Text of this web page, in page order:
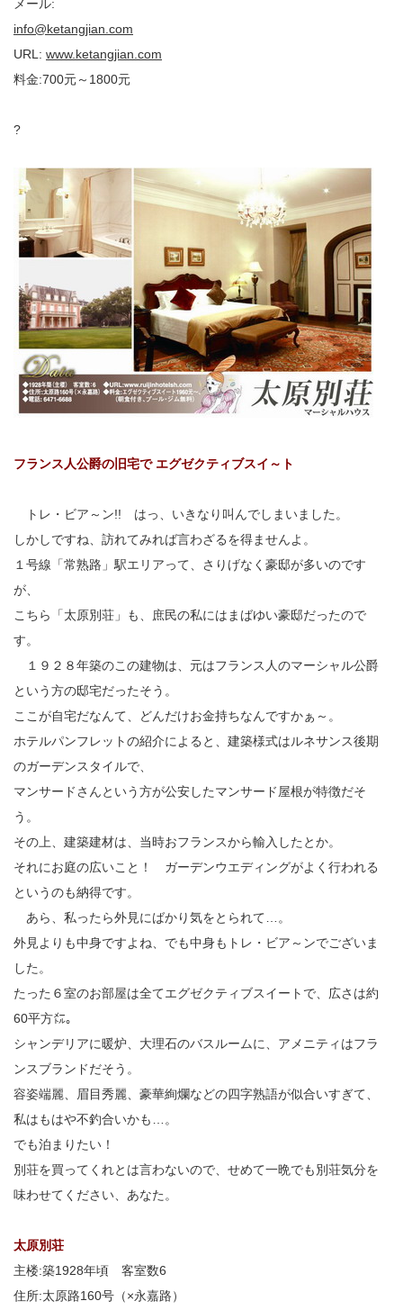
メール:
info@ketangjian.com
URL: www.ketangjian.com
料金:700元～1800元
?
フランス人公爵の旧宅で エグゼクティブスイ～ト
トレ・ビア～ン!! はっ、いきなり叫んでしまいました。
しかしですね、訪れてみれば言わざるを得ませんよ。
１号線「常熟路」駅エリアって、さりげなく豪邸が多いのです
が、
こちら「太原別荘」も、庶民の私にはまばゆい豪邸だったので
す。
１９２８年築のこの建物は、元はフランス人のマーシャル公爵
という方の邸宅だったそう。
ここが自宅だなんて、どんだけお金持ちなんですかぁ～。
ホテルパンフレットの紹介によると、建築様式はルネサンス後期
のガーデンスタイルで、
マンサードさんという方が公安したマンサード屋根が特徴だそ
う。
その上、建築建材は、当時おフランスから輸入したとか。
それにお庭の広いこと！ ガーデンウエディングがよく行われる
というのも納得です。
あら、私ったら外見にばかり気をとられて…。
外見よりも中身ですよね、でも中身もトレ・ビア～ンでございま
した。
たった６室のお部屋は全てエグゼクティブスイートで、広さは約
60平方㍍。
シャンデリアに暖炉、大理石のバスルームに、アメニティはフラ
ンスブランドだそう。
容姿端麗、眉目秀麗、豪華絢爛などの四字熟語が似合いすぎて、
私はもはや不釣合いかも…。
でも泊まりたい！
別荘を買ってくれとは言わないので、せめて一晩でも別荘気分を
味わせてください、あなた。
太原別荘
主楼:築1928年頃 客室数6
住所:太原路160号（×永嘉路）